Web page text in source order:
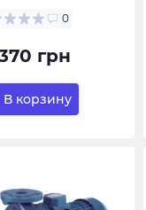
0
грн
В корзину